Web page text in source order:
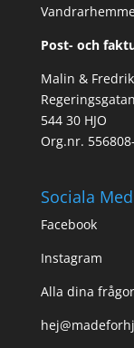
Post- och
Malin &
544 30 HJO
Org.nr.
Sociala
Facebook
Instagram
Alla dina